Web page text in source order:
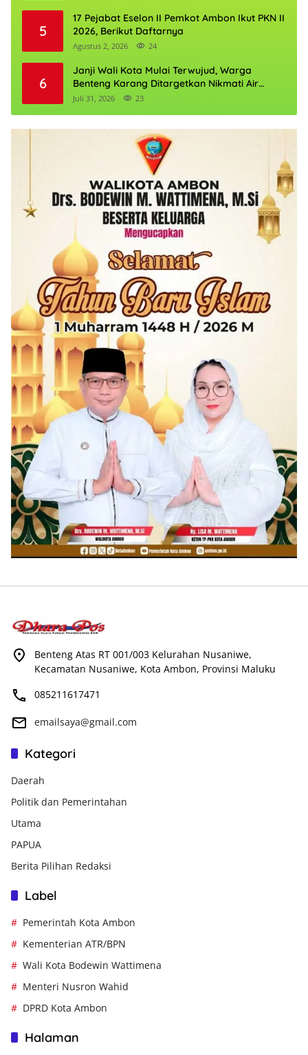
5
17 Pejabat Eselon II Pemkot Ambon Ikut PKN II
2026, Berikut Daftarnya
Agustus 2, 2026 24
6
Janji Wali Kota Mulai Terwujud, Warga
Benteng Karang Ditargetkan Nikmati Air
Bersih Pekan Kedua Agustus
Juli 31, 2026 23
Benteng Atas RT 001/003 Kelurahan Nusaniwe,
Kecamatan Nusaniwe, Kota Ambon, Provinsi Maluku
085211617471
emailsaya@gmail.com
Kategori
Daerah
Politik dan Pemerintahan
Utama
PAPUA
Berita Pilihan Redaksi
Label
Pemerintah Kota Ambon
Kementerian ATR/BPN
Wali Kota Bodewin Wattimena
Menteri Nusron Wahid
DPRD Kota Ambon
Halaman